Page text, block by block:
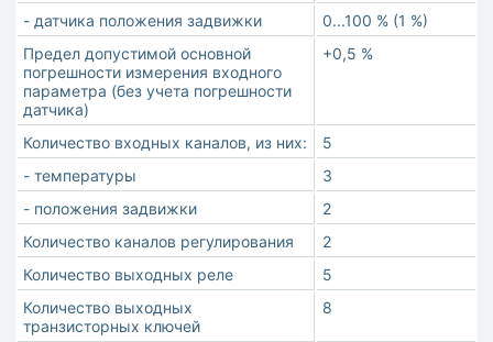
- датчика положения задвижки
0...100 % (1 %)
Предел допустимой основной
погрешности измерения входного
параметра (без учета погрешности
датчика)
+0,5 %
Количество входных каналов, из них:
5
- температуры
3
- положения задвижки
2
Количество каналов регулирования
2
Количество выходных реле
5
Количество выходных
транзисторных ключей
8